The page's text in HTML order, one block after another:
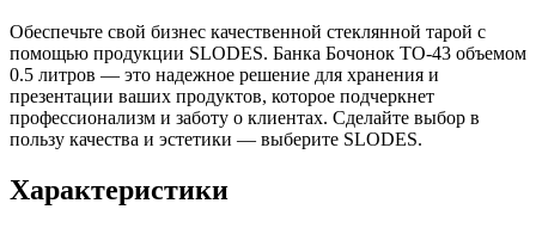
Обеспечьте свой бизнес качественной стеклянной тарой с
помощью продукции SLODES. Банка Бочонок ТО-43 объемом
0.5 литров — это надежное решение для хранения и
презентации ваших продуктов, которое подчеркнет
профессионализм и заботу о клиентах. Сделайте выбор в
пользу качества и эстетики — выберите SLODES.
Характеристики